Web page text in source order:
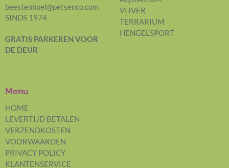
VIJVER
TERRARIUM
HENGELSPORT
Menu
HOME
LEVERTIJD BETALEN
VERZENDKOSTEN
VOORWAARDEN
PRIVACY POLICY
KLANTENSERVICE
beestenboel@petsenco.com
SINDS 1974
GRATIS PARKEREN VOOR
DE DEUR